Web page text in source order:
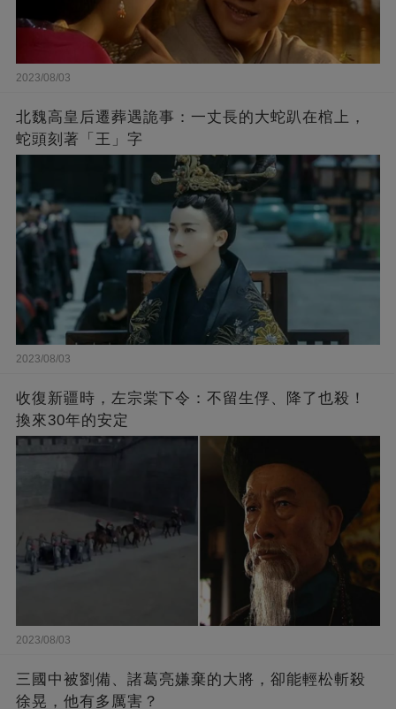
2023/08/03
北魏高皇后遷葬遇詭事：一丈長的大蛇趴在棺上，
蛇頭刻著「王」字
2023/08/03
收復新疆時，左宗棠下令：不留生俘、降了也殺！
換來30年的安定
2023/08/03
三國中被劉備、諸葛亮嫌棄的大將，卻能輕松斬殺
徐晃，他有多厲害？